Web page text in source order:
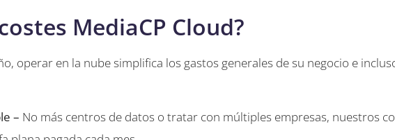
MediaCP Cloud?
operar en la nube simplifica los gastos generales de su negocio e
– No más centros de datos o tratar con múltiples empresas, nuestros